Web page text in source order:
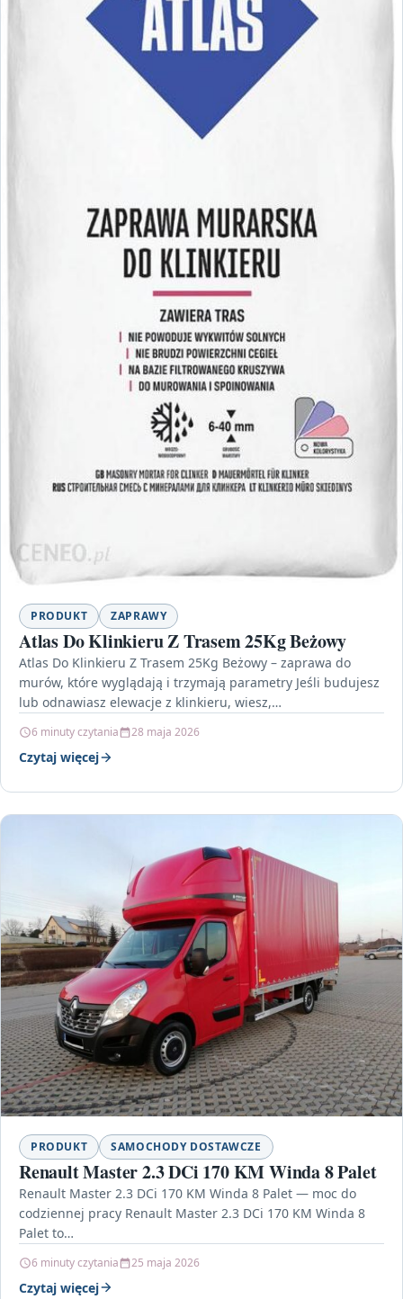
PRODUKT ZAPRAWY
Atlas Do Klinkieru Z Trasem 25Kg Beżowy
Atlas Do Klinkieru Z Trasem 25Kg Beżowy – zaprawa do
murów, które wyglądają i trzymają parametry Jeśli budujesz
lub odnawiasz elewacje z klinkieru, wiesz,…
6 minuty czytania 28 maja 2026
Czytaj więcej
PRODUKT SAMOCHODY DOSTAWCZE
Renault Master 2.3 DCi 170 KM Winda 8 Palet
Renault Master 2.3 DCi 170 KM Winda 8 Palet — moc do
codziennej pracy Renault Master 2.3 DCi 170 KM Winda 8
Palet to…
6 minuty czytania 25 maja 2026
Czytaj więcej